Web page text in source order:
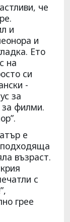
че
и
и
Ето
на
си
-
за
за филми.
е
възраст.
с
грее